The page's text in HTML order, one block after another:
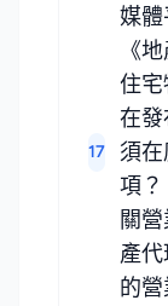
17
媒
《
住
在
須
項？
關
產
的